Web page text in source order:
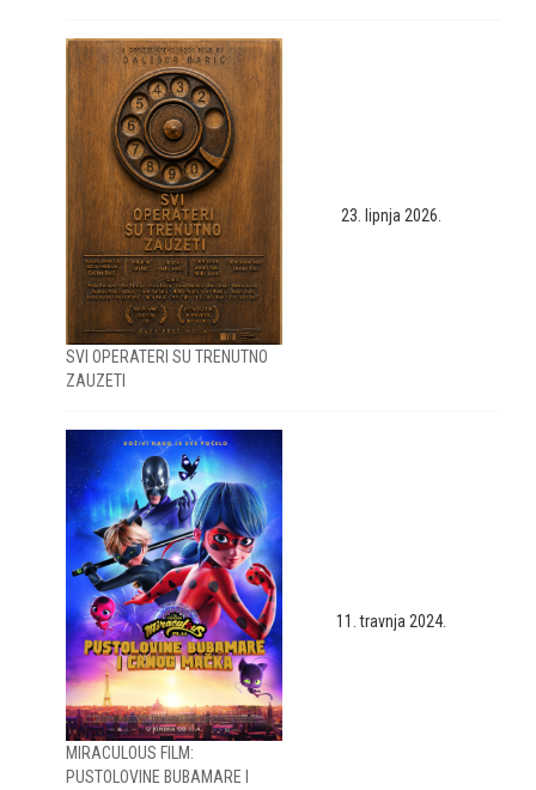
SVI OPERATERI SU TRENUTNO
ZAUZETI
23. lipnja 2026.
MIRACULOUS FILM:
PUSTOLOVINE BUBAMARE I
11. travnja 2024.